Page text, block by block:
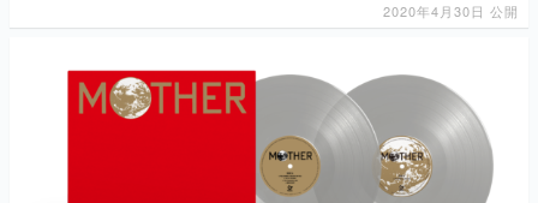
2020年4月30日 公開